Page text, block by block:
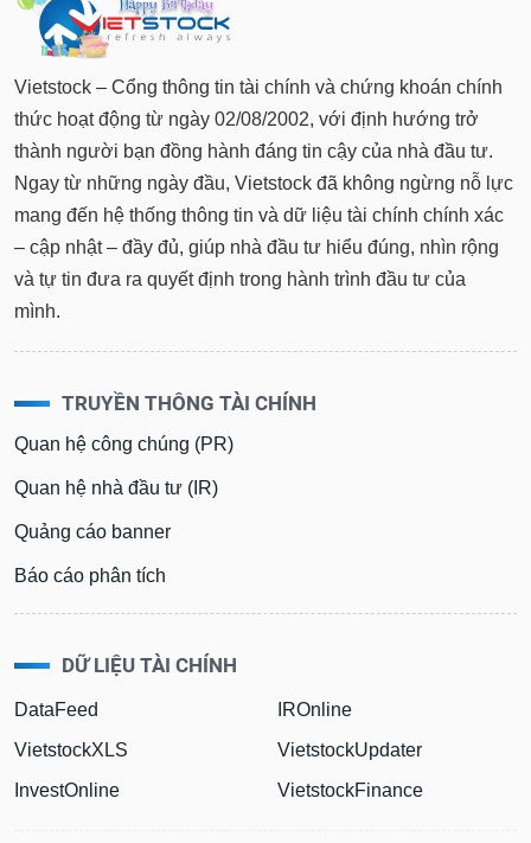
Vietstock – Cổng thông tin tài chính và chứng khoán chính
thức hoạt động từ ngày 02/08/2002, với định hướng trở
thành người bạn đồng hành đáng tin cậy của nhà đầu tư.
Ngay từ những ngày đầu, Vietstock đã không ngừng nỗ lực
mang đến hệ thống thông tin và dữ liệu tài chính chính xác
– cập nhật – đầy đủ, giúp nhà đầu tư hiểu đúng, nhìn rộng
và tự tin đưa ra quyết định trong hành trình đầu tư của
mình.
TRUYỀN THÔNG TÀI CHÍNH
Quan hệ công chúng (PR)
Quan hệ nhà đầu tư (IR)
Quảng cáo banner
Báo cáo phân tích
DỮ LIỆU TÀI CHÍNH
DataFeed
VietstockXLS
InvestOnline
IROnline
VietstockUpdater
VietstockFinance